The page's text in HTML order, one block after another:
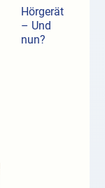
Hörgerät
– Und
nun?